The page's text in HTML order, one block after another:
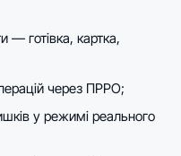
— готівка, картка,
через ПРРО;
у режимі реального